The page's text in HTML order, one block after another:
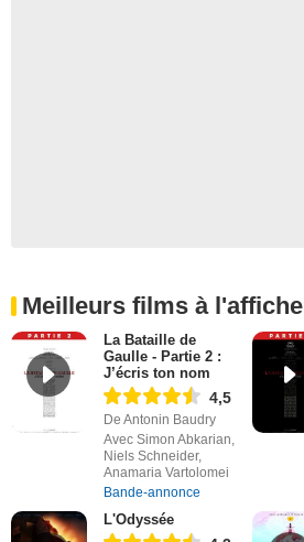
Meilleurs films à l'affiche
La Bataille de
Gaulle - Partie 2 :
J’écris ton nom
4,5
De Antonin Baudry
Avec Simon Abkarian,
Niels Schneider,
Anamaria Vartolomei
Bande-annonce
L'Odyssée